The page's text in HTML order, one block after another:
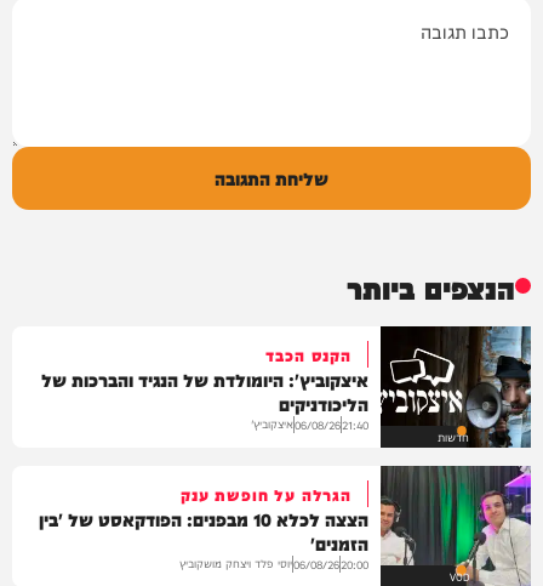
שליחת התגובה
הנצפים ביותר
חדשות
הקנס הכבד
איצקוביץ': היומולדת של הנגיד והברכות של
הליכודניקים
21:40
06/08/26איצקוביץ'
VOD
הגרלה על חופשת ענק
הצצה לכלא 10 מבפנים: הפודקאסט של 'בין
הזמנים'
20:00
06/08/26יוסי פלד ויצחק מושקוביץ